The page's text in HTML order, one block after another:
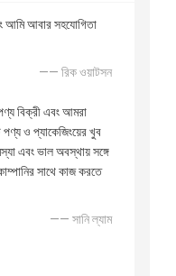
আমি আবার সহযোগিতা
—— রিক ওয়াটসন
বিক্রী এবং আমরা
পণ্য ও প্যাকেজিংয়ের খুব
এবং ভাল অবস্থায় সঙ্গে
সাথে কাজ করতে
—— সানি ল্যাম